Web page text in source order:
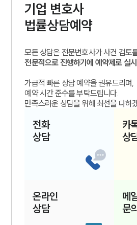
기업 변호사
법률상담예약
모든 상담은 전문변호사가 사건 검토
전문적으로 진행하기에 예약제로 실
가급적 빠른 상담 예약을 권유드리며,
예약 시간 준수를 부탁드립니다.
만족스러운 상담을 위해 최선을 다하
전화
상담
카
상
온라인
상담
메
문의